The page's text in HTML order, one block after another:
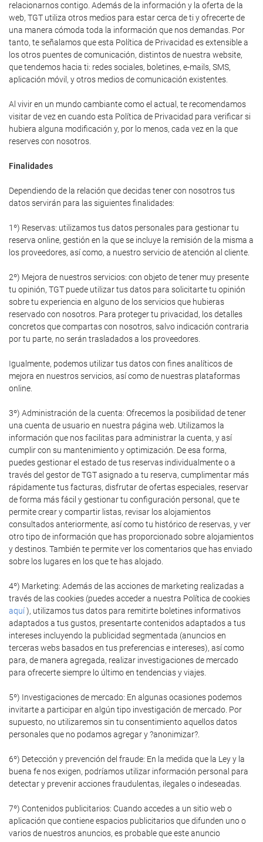
relacionarnos contigo. Además de la información y la oferta de la
web, TGT utiliza otros medios para estar cerca de ti y ofrecerte de
una manera cómoda toda la información que nos demandas. Por
tanto, te señalamos que esta Política de Privacidad es extensible a
los otros puentes de comunicación, distintos de nuestra website,
que tendemos hacia ti: redes sociales, boletines, e-mails, SMS,
aplicación móvil, y otros medios de comunicación existentes.
Al vivir en un mundo cambiante como el actual, te recomendamos
visitar de vez en cuando esta Política de Privacidad para verificar si
hubiera alguna modificación y, por lo menos, cada vez en la que
reserves con nosotros.
Finalidades
Dependiendo de la relación que decidas tener con nosotros tus
datos servirán para las siguientes finalidades:
1º) Reservas: utilizamos tus datos personales para gestionar tu
reserva online, gestión en la que se incluye la remisión de la misma a
los proveedores, así como, a nuestro servicio de atención al cliente.
2º) Mejora de nuestros servicios: con objeto de tener muy presente
tu opinión, TGT puede utilizar tus datos para solicitarte tu opinión
sobre tu experiencia en alguno de los servicios que hubieras
reservado con nosotros. Para proteger tu privacidad, los detalles
concretos que compartas con nosotros, salvo indicación contraria
por tu parte, no serán trasladados a los proveedores.
Igualmente, podemos utilizar tus datos con fines analíticos de
mejora en nuestros servicios, así como de nuestras plataformas
online.
3º) Administración de la cuenta: Ofrecemos la posibilidad de tener
una cuenta de usuario en nuestra página web. Utilizamos la
información que nos facilitas para administrar la cuenta, y así
cumplir con su mantenimiento y optimización. De esa forma,
puedes gestionar el estado de tus reservas individualmente o a
través del gestor de TGT asignado a tu reserva, cumplimentar más
rápidamente tus facturas, disfrutar de ofertas especiales, reservar
de forma más fácil y gestionar tu configuración personal, que te
permite crear y compartir listas, revisar los alojamientos
consultados anteriormente, así como tu histórico de reservas, y ver
otro tipo de información que has proporcionado sobre alojamientos
y destinos. También te permite ver los comentarios que has enviado
sobre los lugares en los que te has alojado.
4º) Marketing: Además de las acciones de marketing realizadas a
través de las cookies (puedes acceder a nuestra Política de cookies
aquí), utilizamos tus datos para remitirte boletines informativos
adaptados a tus gustos, presentarte contenidos adaptados a tus
intereses incluyendo la publicidad segmentada (anuncios en
terceras webs basados en tus preferencias e intereses), así como
para, de manera agregada, realizar investigaciones de mercado
para ofrecerte siempre lo último en tendencias y viajes.
5º) Investigaciones de mercado: En algunas ocasiones podemos
invitarte a participar en algún tipo investigación de mercado. Por
supuesto, no utilizaremos sin tu consentimiento aquellos datos
personales que no podamos agregar y ?anonimizar?.
6º) Detección y prevención del fraude: En la medida que la Ley y la
buena fe nos exigen, podríamos utilizar información personal para
detectar y prevenir acciones fraudulentas, ilegales o indeseadas.
7º) Contenidos publicitarios: Cuando accedes a un sitio web o
aplicación que contiene espacios publicitarios que difunden uno o
varios de nuestros anuncios, es probable que este anuncio